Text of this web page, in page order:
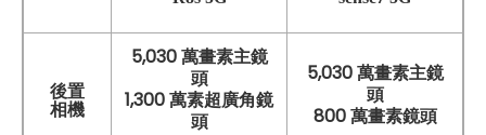
後置
相機
5,030 萬畫素主鏡
頭
1,300 萬素超廣角鏡
頭
5,030 萬畫素主鏡
頭
800 萬畫素鏡頭